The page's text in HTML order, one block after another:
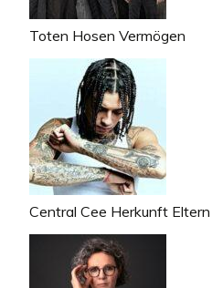
Toten Hosen Vermögen
Central Cee Herkunft Eltern